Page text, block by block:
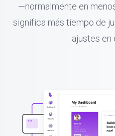
—normalmente en
significa más tiempo de
ajustes en